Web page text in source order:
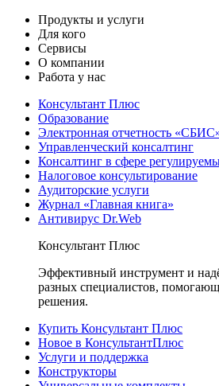
Продукты и услуги
Для кого
Сервисы
О компании
Работа у нас
Консультант Плюс
Образование
Электронная отчетность
Управленческий консалтинг
Консалтинг в сфере
Налоговое консультирование
Аудиторские услуги
Журнал «Главная книга»
Антивирус Dr.Web
Консультант Плюс
Эффективный инструмент и
разных специалистов,
решения.
Купить Консультант Плюс
Новое в КонсультантПлюс
Услуги и поддержка
Конструкторы